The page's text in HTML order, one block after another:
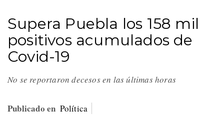
Supera Puebla los 158 mil
positivos acumulados de
Covid-19
No se reportaron decesos en las últimas horas
Publicado en Política